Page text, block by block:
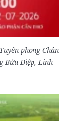
phong Chân
Bửu Diệp, Linh